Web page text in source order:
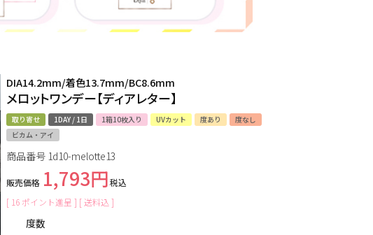
DIA14.2mm/着色13.7mm/BC8.6mm
メロットワンデー【ディアレター】
取り寄せ 1DAY / 1日 1箱10枚入り UVカット 度あり
度なし
ビカム・アイ
商品番号 1d10-melotte13
販売価格 1,793
税込
[ 16 ポイント進呈 ] 送料込
度数